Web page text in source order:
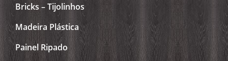
Bricks – Tijolinhos
Madeira Plástica
Painel Ripado